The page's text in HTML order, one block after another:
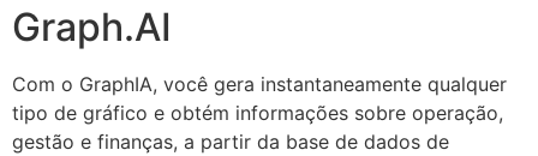
Graph.AI
Com o GraphIA, você gera instantaneamente qualquer
tipo de gráfico e obtém informações sobre operação,
gestão e finanças, a partir da base de dados de